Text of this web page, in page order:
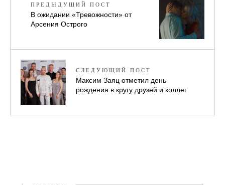
ПРЕДЫДУЩИЙ ПОСТ
В ожидании «Тревожности» от
Арсения Острого
СЛЕДУЮЩИЙ ПОСТ
Максим Заяц отметил день
рождения в кругу друзей и коллег